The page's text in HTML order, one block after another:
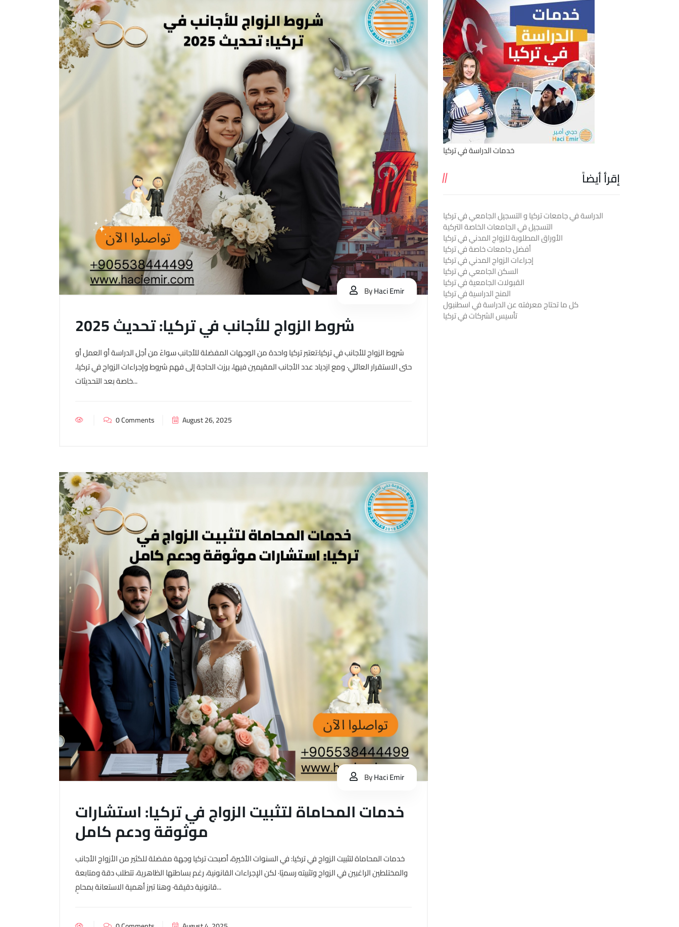
ByHaci Emir
شروط الزواج للأجانب في تركيا: تحديث 2025
شروط الزواج للأجانب في تركيا:تعتبر تركيا واحدة من الوجهات المفضلة للأجانب سواءً من أجل الدراسة أو العمل أو
حتى الاستقرار العائلي· ومع ازدياد عدد الأجانب المقيمين فيها، برزت الحاجة إلى فهم شروط وإجراءات الزواج في تركيا،
خاصة بعد التحديثات...
0 Comments August 26, 2025
ByHaci Emir
خدمات المحاماة لتثبيت الزواج في تركيا: استشارات
موثوقة ودعم كامل
خدمات المحاماة لتثبيت الزواج في تركيا: في السنوات الأخيرة، أصبحت تركيا وجهة مفضلة للكثير من الأزواج الأجانب
والمختلطين الراغبين في الزواج وتثبيته رسميًا· لكن الإجراءات القانونية، رغم بساطتها الظاهرية، تتطلب دقة ومتابعة
قانونية دقيقة· وهنا تبرز أهمية الاستعانة بمحامٍ...
خدمات الدراسة في تركيا
إقرأ أيضاً
الدراسة في جامعات تركيا و التسجيل الجامعي في تركيا
التسجيل في الجامعات الخاصة التركية
الأوراق المطلوبة للزواج المدني في تركيا
أفضل جامعات خاصة في تركيا
إجراءات الزواج المدني في تركيا
السكن الجامعي في تركيا
القبولات الجامعية في تركيا
المنح الدراسية في تركيا
كل ما تحتاج معرفته عن الدراسة في اسطنبول
تأسيس الشركات في تركيا